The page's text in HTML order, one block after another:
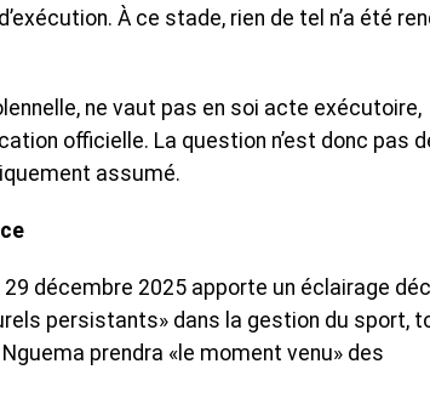
À ce stade, rien de tel n’a été
ne vaut pas en soi acte exécutoire,
officielle. La question n’est donc pas
assumé.
décembre 2025 apporte un éclairage
persistants» dans la gestion du sport,
prendra «le moment venu» des